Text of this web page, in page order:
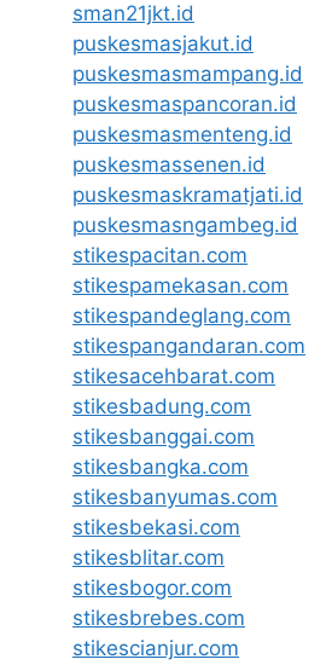
sman21jkt.id
puskesmasjakut.id
puskesmasmampang.id
puskesmaspancoran.id
puskesmasmenteng.id
puskesmassenen.id
puskesmaskramatjati.id
puskesmasngambeg.id
stikespacitan.com
stikespamekasan.com
stikespandeglang.com
stikespangandaran.com
stikesacehbarat.com
stikesbadung.com
stikesbanggai.com
stikesbangka.com
stikesbanyumas.com
stikesbekasi.com
stikesblitar.com
stikesbogor.com
stikesbrebes.com
stikescianjur.com